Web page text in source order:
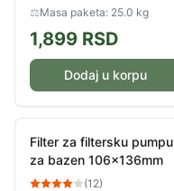
bazene. Granulacija: 1-2mm.
Količina: 25kg
⚖Masa paketa: 25.0 kg
1,899 RSD
Dodaj u korpu
Filter za filtersku pumpu
za bazen 106x136mm
(12)